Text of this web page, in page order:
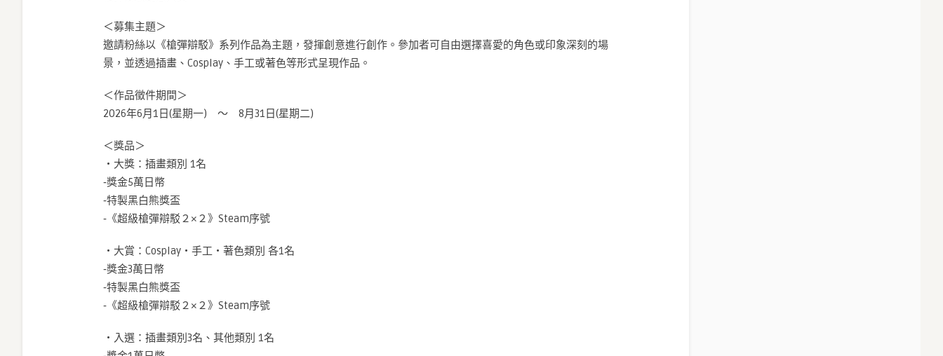
＜募集主題＞
邀請粉絲以《槍彈辯駁》系列作品為主題，發揮創意進行創作。參加者可自由選擇喜愛的角色或印象深刻的場
景，並透過插畫、Cosplay、手工或著色等形式呈現作品。
＜作品徵件期間＞
2026年6月1日(星期一) ～ 8月31日(星期二)
＜獎品＞
・大獎：插畫類別 1名
‐獎金5萬日幣
‐特製黑白熊獎盃
‐《超級槍彈辯駁２×２》Steam序號
・大賞：Cosplay・手工・著色類別 各1名
‐獎金3萬日幣
‐特製黑白熊獎盃
‐《超級槍彈辯駁２×２》Steam序號
・入選：插畫類別3名、其他類別 1名